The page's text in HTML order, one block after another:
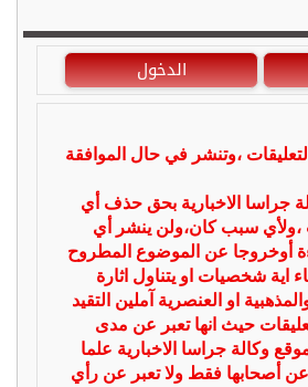
الدخول
،وتنشر في حال الموافقة
جراسا الاخبارية بحق حذف أي
سبب كان،ولن ينشر أي
أوخروجا عن الموضوع المطروح
اية شخصيات او يتناول اثارة
او العنصرية آملين التقيد
حيث انها تعبر عن مدى
وكالة جراسا الاخبارية علما
عن أصحابها فقط ولا تعبر عن رأي